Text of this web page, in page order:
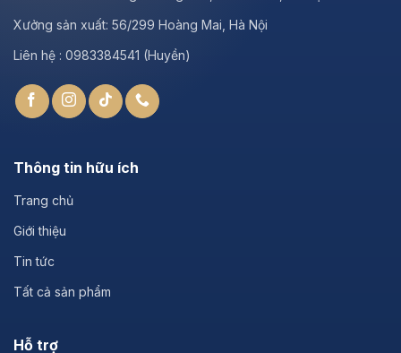
Xưởng sản xuất: 56/299 Hoàng Mai, Hà Nội
Liên hệ : 0983384541 (Huyền)
Thông tin hữu ích
Trang chủ
Giới thiệu
Tin tức
Tất cả sản phẩm
Hỗ trợ